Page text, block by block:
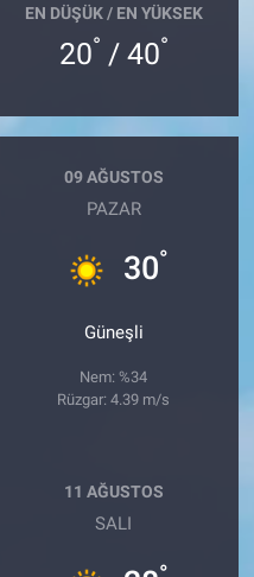
EN DÜŞÜK / EN YÜKSEK
20° / 40°
09 AĞUSTOS
PAZAR
30°
Güneşli
Nem: %34
Rüzgar: 4.39 m/s
11 AĞUSTOS
SALI